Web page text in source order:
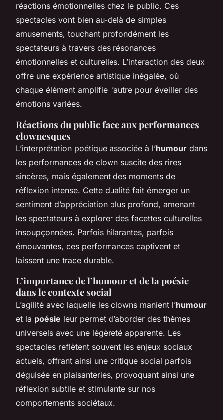
réactions émotionnelles chez le public. Ces
spectacles vont bien au-delà de simples
amusements, touchant profondément les
spectateurs à travers des résonances
émotionnelles et culturelles. L’interaction des deux
offre une expérience artistique inégalée, où
chaque élément amplifie l’autre pour éveiller des
émotions variées.
Réactions du public face aux performances
clownesques
L’interprétation poétique associée à l’humour dans
les performances de clown suscite des rires
sincères, mais également des moments de
réflexion intense. Cette dualité fait émerger un
sentiment d’appréciation plus profond, amenant
les spectateurs à explorer des facettes culturelles
insoupçonnées. Parfois hilarantes, parfois
émouvantes, ces performances captivent et
laissent une trace durable.
L’importance de l’humour et de la poésie
dans le contexte social
L’agilité avec laquelle les clowns manient l’humour
et la poésie leur permet d’aborder des thèmes
universels avec une légèreté apparente. Les
spectacles reflètent souvent les enjeux sociaux
actuels, offrant ainsi une critique social parfois
déguisée en plaisanteries, provoquant ainsi une
réflexion subtile et stimulante sur nos
comportements sociétaux.